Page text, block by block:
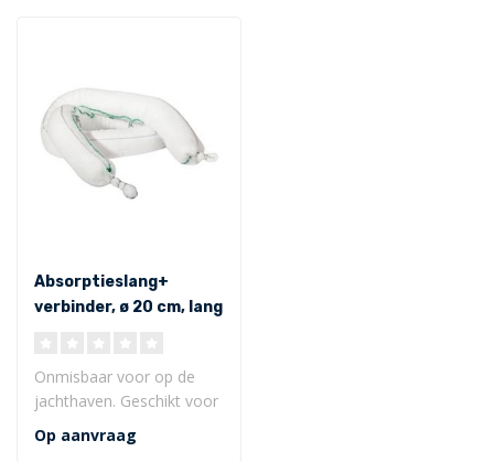
Absorptieslang+
verbinder, ø 20 cm, lang
Onmisbaar voor op de
jachthaven. Geschikt voor
op land of op water. Blijft
drijv..
Op aanvraag